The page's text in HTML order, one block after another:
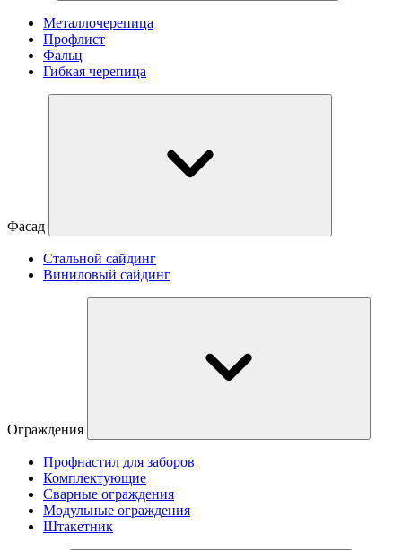
Металлочерепица
Профлист
Фальц
Гибкая черепица
Фасад
Стальной сайдинг
Виниловый сайдинг
Ограждения
Профнастил для заборов
Комплектующие
Сварные ограждения
Модульные ограждения
Штакетник